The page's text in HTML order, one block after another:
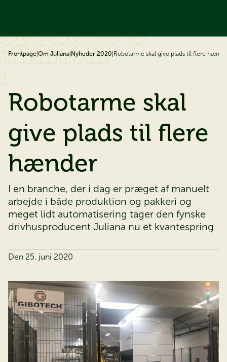
Frontpage Om Juliana Nyheder 2020 Robotarme skal give plads til flere
​​​​​​​Robotarme skal
give plads til flere
hænder
I en branche, der i dag er præget af manuelt
arbejde i både produktion og pakkeri og
meget lidt automatisering tager den fynske
drivhusproducent Juliana nu et kvantespring
Den 25. juni 2020